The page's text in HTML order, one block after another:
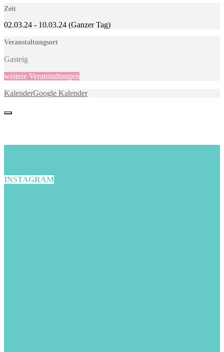
Zeit
02.03.24 - 10.03.24 (Ganzer Tag)
Veranstaltungsort
Gasteig
weitere Veranstaltungen
KalenderGoogle Kalender
INSTAGRAM